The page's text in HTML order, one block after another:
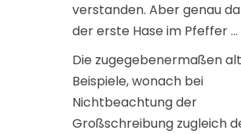
verstanden. Aber genau
der erste Hase im Pfeffer …
Die zugegebenermaßen
Beispiele, wonach bei
Nichtbeachtung der
Großschreibung zugleich